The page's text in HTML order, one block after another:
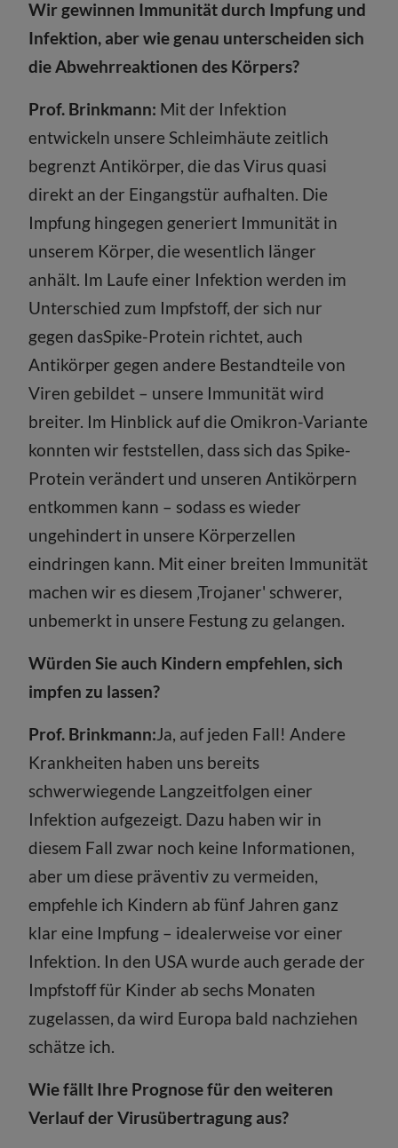
Wir gewinnen Immunität durch Impfung und
Infektion, aber wie genau unterscheiden sich
die Abwehrreaktionen des Körpers?
Prof. Brinkmann: Mit der Infektion
entwickeln unsere Schleimhäute zeitlich
begrenzt Antikörper, die das Virus quasi
direkt an der Eingangstür aufhalten. Die
Impfung hingegen generiert Immunität in
unserem Körper, die wesentlich länger
anhält. Im Laufe einer Infektion werden im
Unterschied zum Impfstoff, der sich nur
gegen dasSpike-Protein richtet, auch
Antikörper gegen andere Bestandteile von
Viren gebildet – unsere Immunität wird
breiter. Im Hinblick auf die Omikron-Variante
konnten wir feststellen, dass sich das Spike-
Protein verändert und unseren Antikörpern
entkommen kann – sodass es wieder
ungehindert in unsere Körperzellen
eindringen kann. Mit einer breiten Immunität
machen wir es diesem ‚Trojaner' schwerer,
unbemerkt in unsere Festung zu gelangen.
Würden Sie auch Kindern empfehlen, sich
impfen zu lassen?
Prof. Brinkmann:Ja, auf jeden Fall! Andere
Krankheiten haben uns bereits
schwerwiegende Langzeitfolgen einer
Infektion aufgezeigt. Dazu haben wir in
diesem Fall zwar noch keine Informationen,
aber um diese präventiv zu vermeiden,
empfehle ich Kindern ab fünf Jahren ganz
klar eine Impfung – idealerweise vor einer
Infektion. In den USA wurde auch gerade der
Impfstoff für Kinder ab sechs Monaten
zugelassen, da wird Europa bald nachziehen
schätze ich.
Wie fällt Ihre Prognose für den weiteren
Verlauf der Virusübertragung aus?